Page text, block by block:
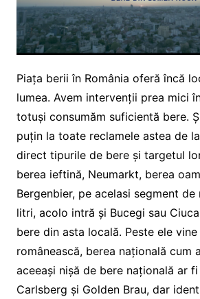
Piața berii în România oferă încă
lumea. Avem intervenții prea mici
totuși consumăm suficientă bere.
puțin la toate reclamele astea de
direct tipurile de bere și targetul
berea ieftină, Neumarkt, berea
Bergenbier, pe acelasi segment
litri, acolo intră și Bucegi sau
bere din asta locală. Peste ele
românească, berea națională cum
aceeași nișă de bere națională ar
Carlsberg și Golden Brau, dar